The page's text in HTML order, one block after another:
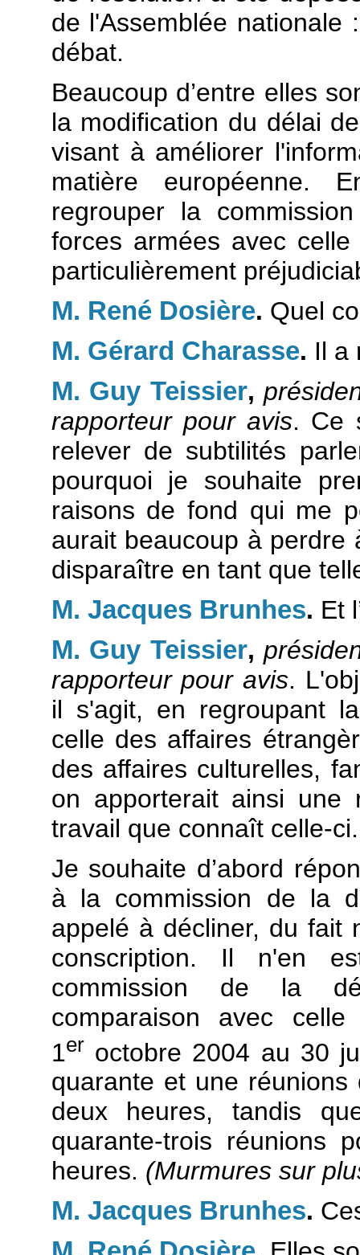
de l'Assemblée nationale
débat.
Beaucoup d’entre elles
la modification du délai
visant à améliorer
matière européenne.
regrouper la
forces armées avec
particulièrement
M. René Dosière. Quel
M. Gérard Charasse. Il a
M. Guy Teissier,
rapporteur pour avis. Ce
relever de subtilités
pourquoi je souhaite
raisons de fond qui me
aurait beaucoup à perdre
disparaître en tant que
M. Jacques Brunhes. Et
M. Guy Teissier,
rapporteur pour avis.
il s'agit, en regroupant
celle des affaires
des affaires culturelles,
on apporterait ainsi une
travail que connaît celle-ci.
Je souhaite d’abord
à la commission de la
appelé à décliner, du fait
conscription. Il n'en
commission de la
comparaison avec
1eroctobre 2004 au 30
quarante et une réunions
deux heures, tandis
quarante-trois réunions
heures. (Murmures sur
M. Jacques Brunhes.